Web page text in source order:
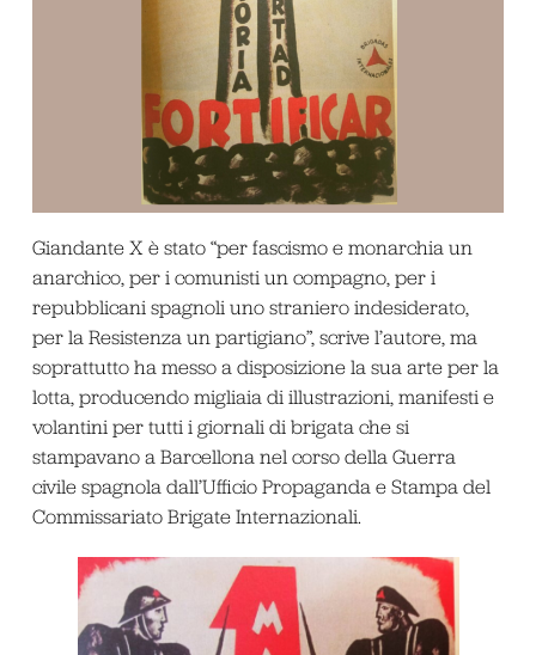
Giandante X è stato “per fascismo e monarchia un
anarchico, per i comunisti un compagno, per i
repubblicani spagnoli uno straniero indesiderato,
per la Resistenza un partigiano”, scrive l’autore, ma
soprattutto ha messo a disposizione la sua arte per la
lotta, producendo migliaia di illustrazioni, manifesti e
volantini per tutti i giornali di brigata che si
stampavano a Barcellona nel corso della Guerra
civile spagnola dall’Ufficio Propaganda e Stampa del
Commissariato Brigate Internazionali.